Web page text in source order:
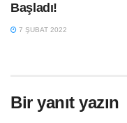
Başladı!
7 ŞUBAT 2022
Bir yanıt yazın